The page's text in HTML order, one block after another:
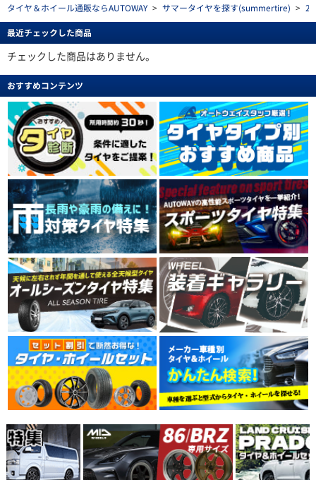
タイヤ＆ホイール通販ならAUTOWAY > サマータイヤを探す(summertire) >
最近チェックした商品
チェックした商品はありません。
おすすめコンテンツ